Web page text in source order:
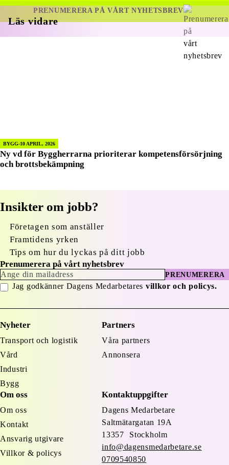
PRENUMERERA PÅ VÅRT NYHETSBREV
Läs vidare
BYGG 10 APRIL, 2026
Ny vd för Byggherrarna prioriterar kompetensförsörjning
och brottsbekämpning
Insikter om jobb?
Företagen som anställer
Framtidens yrken
Tips om hur du lyckas på ditt jobb
Prenumerera på vårt nyhetsbrev
PRENUMERERA
Jag godkänner Dagens Medarbetares villkor och policys.
Nyheter
Transport och logistik
Vård
Industri
Bygg
Partners
Våra partners
Annonsera
Om oss
Om oss
Kontakt
Ansvarig utgivare
Villkor & policys
Kontaktuppgifter
Dagens Medarbetare
Saltmätargatan 19A
13357 Stockholm
info@dagensmedarbetare.se
0709540850